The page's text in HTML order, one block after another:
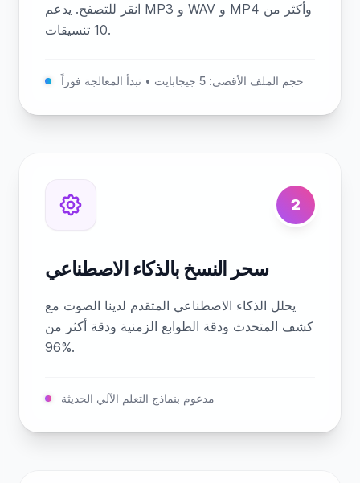
انقر للتصفح. يدعم MP3 و WAV و MP4 وأكثر من
10 تنسيقات.
حجم الملف الأقصى: 5 جيجابايت • تبدأ المعالجة فوراً
2
سحر النسخ بالذكاء الاصطناعي
يحلل الذكاء الاصطناعي المتقدم لدينا الصوت مع
كشف المتحدث ودقة الطوابع الزمنية ودقة أكثر من
96%.
مدعوم بنماذج التعلم الآلي الحديثة